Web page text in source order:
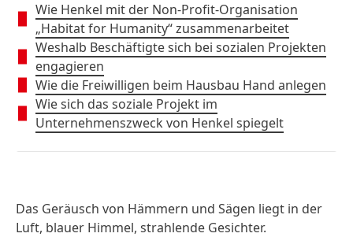
Wie Henkel mit der Non-Profit-Organisation
„Habitat for Humanity“ zusammenarbeitet
Weshalb Beschäftigte sich bei sozialen Projekten
engagieren
Wie die Freiwilligen beim Hausbau Hand anlegen
Wie sich das soziale Projekt im
Unternehmenszweck von Henkel spiegelt
Das Geräusch von Hämmern und Sägen liegt in der
Luft, blauer Himmel, strahlende Gesichter.